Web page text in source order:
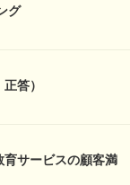
グ
答）
育サービスの顧客満